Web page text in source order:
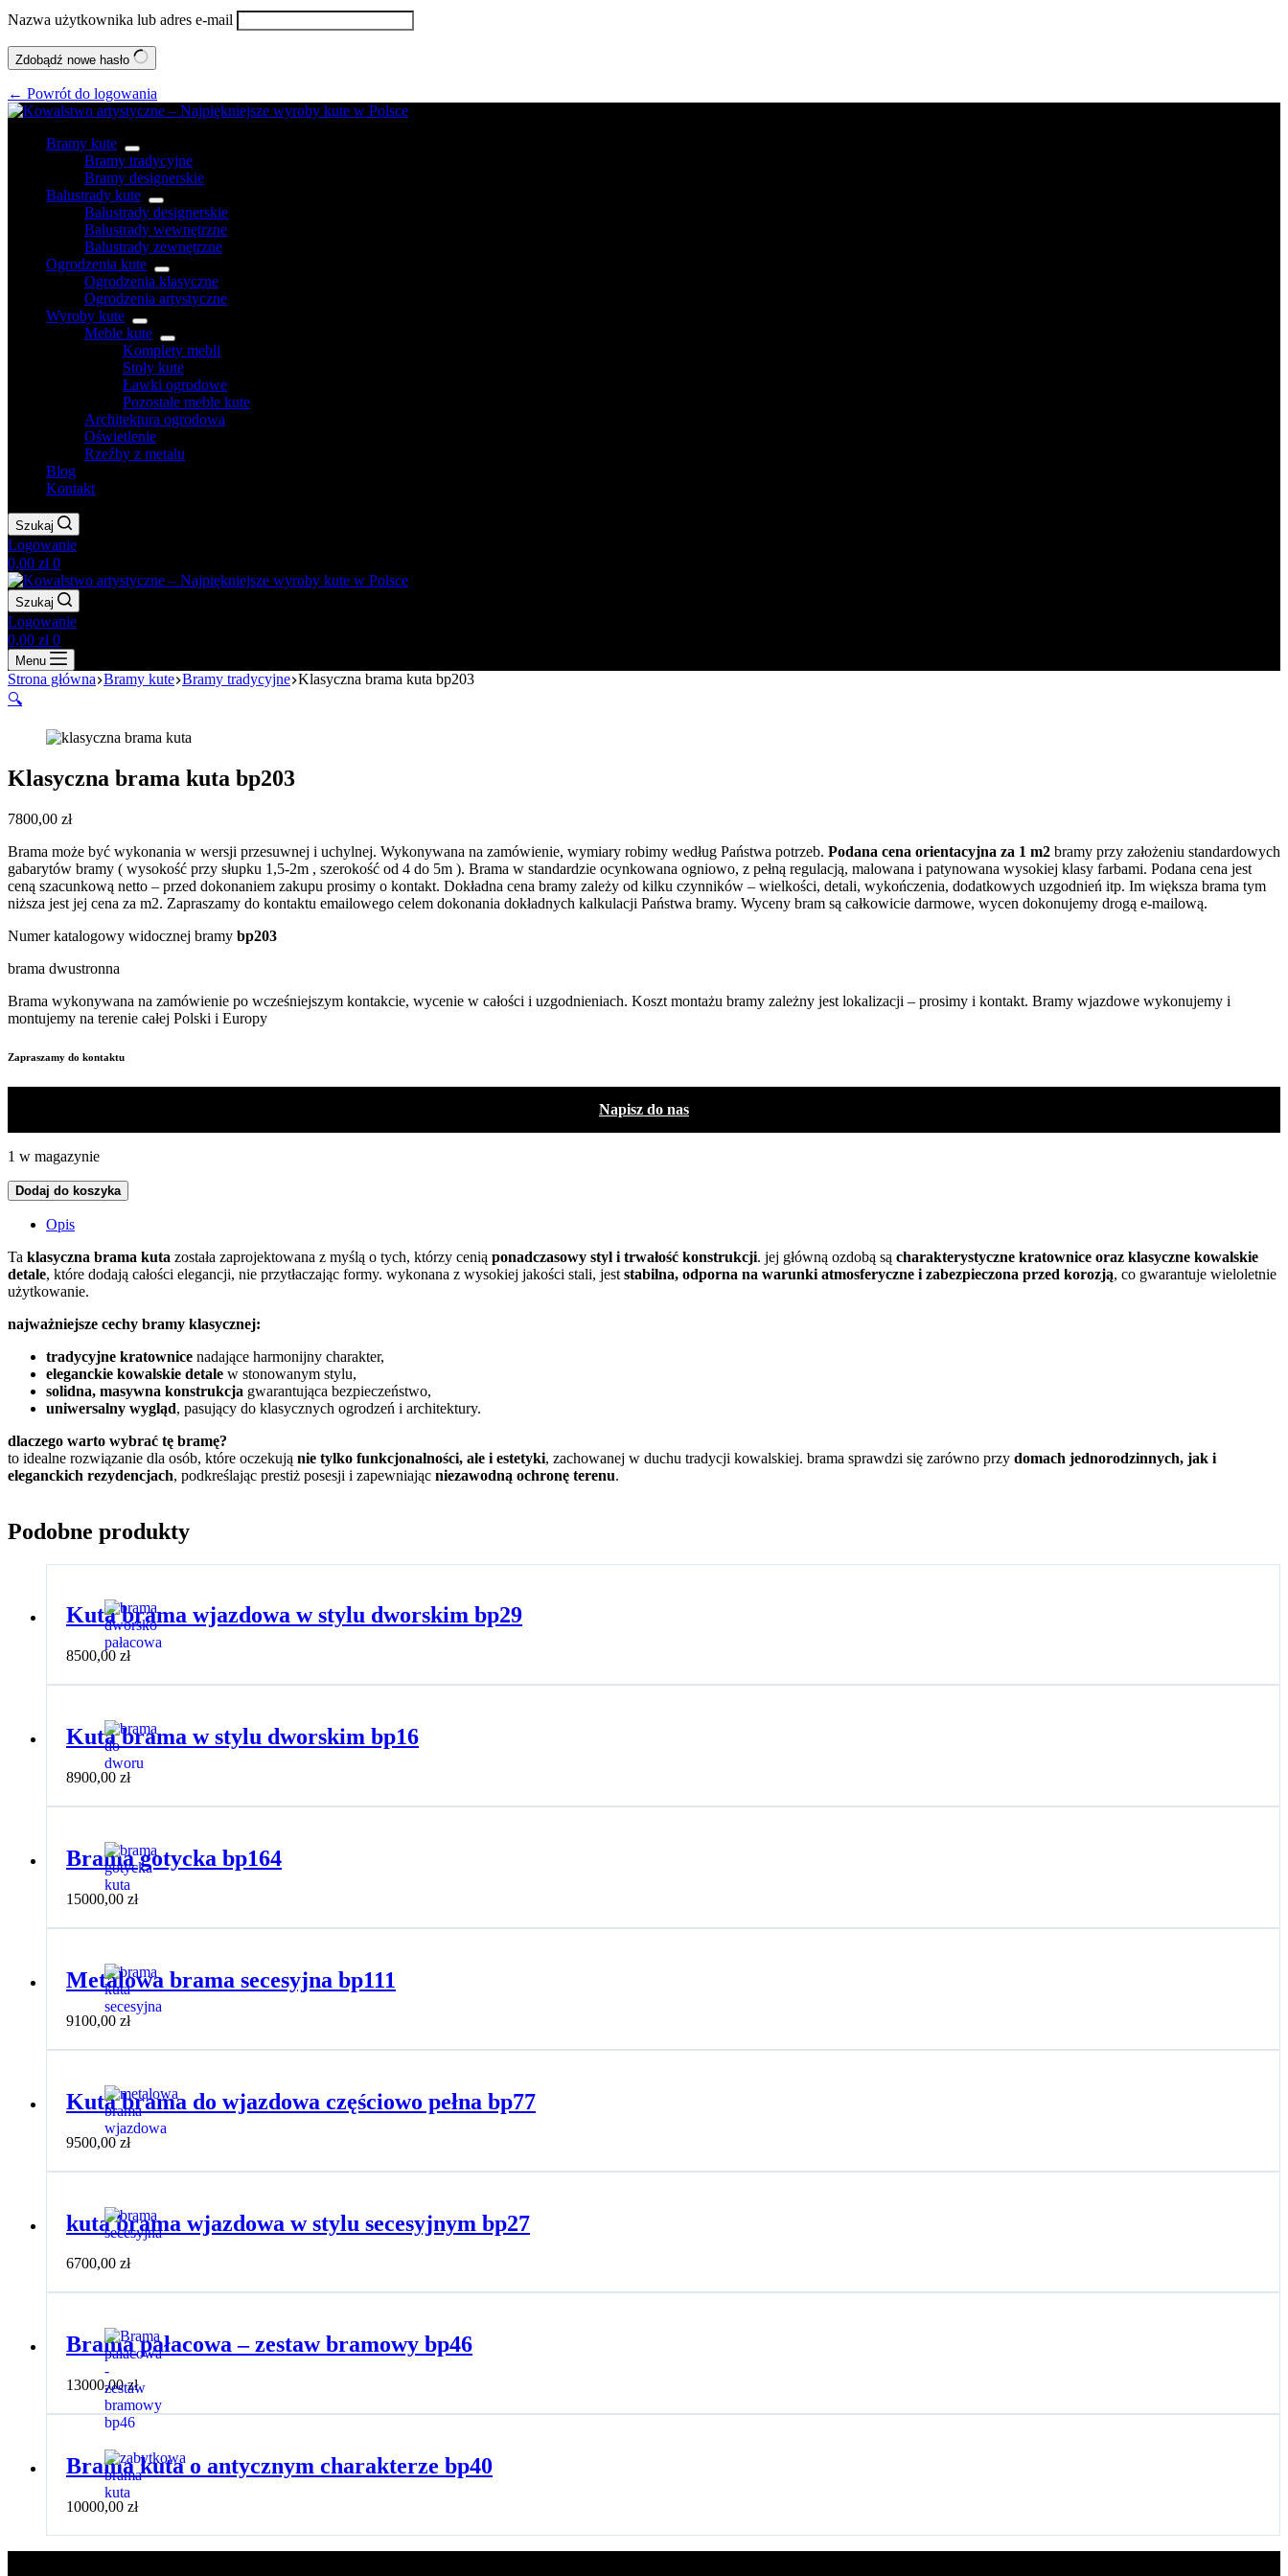
Nazwa użytkownika lub adres e-mail
Zdobądź nowe hasło
← Powrót do logowania
Bramy kute
Bramy tradycyjne
Bramy designerskie
Balustrady kute
Balustrady designerskie
Balustrady wewnętrzne
Balustrady zewnętrzne
Ogrodzenia kute
Ogrodzenia klasyczne
Ogrodzenia artystyczne
Wyroby kute
Meble kute
Komplety mebli
Stoły kute
Ławki ogrodowe
Pozostałe meble kute
Architektura ogrodowa
Oświetlenie
Rzeźby z metalu
Blog
Kontakt
Szukaj
Logowanie
Koszyk
0,00 zł 0
Szukaj
Logowanie
Koszyk
0,00 zł 0
Menu
Strona główna Bramy kute Bramy tradycyjne Klasyczna brama kuta bp203
🔍
Klasyczna brama kuta bp203
7800,00 zł
Brama może być wykonania w wersji przesuwnej i uchylnej. Wykonywana na zamówienie, wymiary robimy według Państwa potrzeb. Podana cena orientacyjna za 1 m2 bramy przy założeniu standardowych
gabarytów bramy ( wysokość przy słupku 1,5-2m , szerokość od 4 do 5m ). Brama w standardzie ocynkowana ogniowo, z pełną regulacją, malowana i patynowana wysokiej klasy farbami. Podana cena jest
ceną szacunkową netto – przed dokonaniem zakupu prosimy o kontakt. Dokładna cena bramy zależy od kilku czynników – wielkości, detali, wykończenia, dodatkowych uzgodnień itp. Im większa brama tym
niższa jest jej cena za m2. Zapraszamy do kontaktu emailowego celem dokonania dokładnych kalkulacji Państwa bramy. Wyceny bram są całkowicie darmowe, wycen dokonujemy drogą e-mailową.
Numer katalogowy widocznej bramy bp203
brama dwustronna
Brama wykonywana na zamówienie po wcześniejszym kontakcie, wycenie w całości i uzgodnieniach. Koszt montażu bramy zależny jest lokalizacji – prosimy i kontakt. Bramy wjazdowe wykonujemy i
montujemy na terenie całej Polski i Europy
Zapraszamy do kontaktu
Napisz do nas
1 w magazynie
Dodaj do koszyka
Opis
Ta klasyczna brama kuta została zaprojektowana z myślą o tych, którzy cenią ponadczasowy styl i trwałość konstrukcji. jej główną ozdobą są charakterystyczne kratownice oraz klasyczne kowalskie
detale, które dodają całości elegancji, nie przytłaczając formy. wykonana z wysokiej jakości stali, jest stabilna, odporna na warunki atmosferyczne i zabezpieczona przed korozją, co gwarantuje wieloletnie
użytkowanie.
najważniejsze cechy bramy klasycznej:
tradycyjne kratownice nadające harmonijny charakter,
eleganckie kowalskie detale w stonowanym stylu,
solidna, masywna konstrukcja gwarantująca bezpieczeństwo,
uniwersalny wygląd, pasujący do klasycznych ogrodzeń i architektury.
dlaczego warto wybrać tę bramę?
to idealne rozwiązanie dla osób, które oczekują nie tylko funkcjonalności, ale i estetyki, zachowanej w duchu tradycji kowalskiej. brama sprawdzi się zarówno przy domach jednorodzinnych, jak i
eleganckich rezydencjach, podkreślając prestiż posesji i zapewniając niezawodną ochronę terenu.
Podobne produkty
Kuta brama wjazdowa w stylu dworskim bp29
8500,00 zł
Kuta brama w stylu dworskim bp16
8900,00 zł
Brama gotycka bp164
15000,00 zł
Metalowa brama secesyjna bp111
9100,00 zł
Kuta brama do wjazdowa częściowo pełna bp77
9500,00 zł
kuta brama wjazdowa w stylu secesyjnym bp27
6700,00 zł
Brama pałacowa – zestaw bramowy bp46
13000,00zł
Brama kuta o antycznym charakterze bp40
10000,00 zł